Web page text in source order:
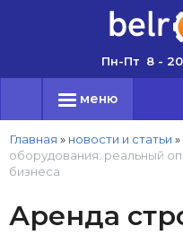
Пн-Пт 8 -
меню
Главная » новости и статьи »
оборудования: реальный
бизнеса
Аренда